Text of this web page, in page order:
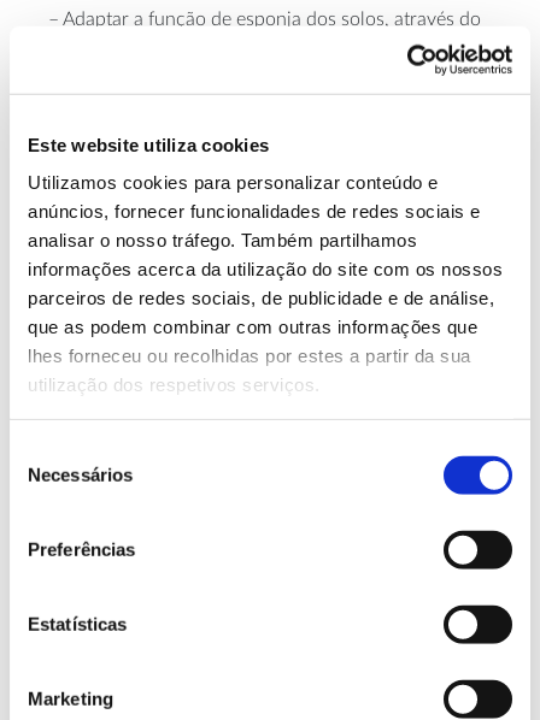
Este website utiliza cookies
Utilizamos cookies para personalizar conteúdo e
anúncios, fornecer funcionalidades de redes sociais e
analisar o nosso tráfego. Também partilhamos
informações acerca da utilização do site com os nossos
parceiros de redes sociais, de publicidade e de análise,
que as podem combinar com outras informações que
lhes forneceu ou recolhidas por estes a partir da sua
utilização dos respetivos serviços.
Necessários
Preferências
Estatísticas
Marketing
– Adaptar a função de esponja dos solos, através do
enriquecimento com biocarvão “feito à medida”,
aumentando o conteúdo em matéria orgânica do
– Aprofundar a base de conhecimento sobre as
desertificação no contexto das políticas regionais e
nacionais;
– Combater a desertificação, restaurar e promover o
uso sustentável dos ecossistemas terrestres
(ODS15);
– Fortalecer a resiliência e a capacidade adaptativa
aos riscos relacionados com o clima, para fortalecer
a capacidade de adaptação às alterações climáticas,
a condições climáticas extremas, secas e inundações
– Garantir práticas agrícolas resilientes que
melhorando a qualidade e funções do solo (ODS2).
Equipa
Superior de Agronomia, Associação do Instituto